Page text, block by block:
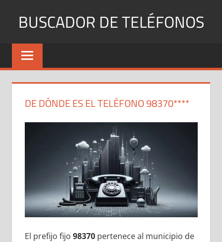
BUSCADOR DE TELÉFONOS
Identifica
Números
y
DE DÓNDE ES EL TELÉFONO 98370****
El prefijo fijo 98370pertenece al municipio dе